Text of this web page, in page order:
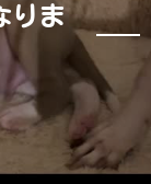
りま